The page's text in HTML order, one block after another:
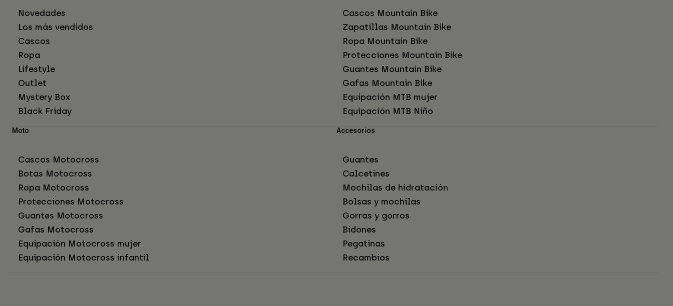
Novedades
Los más vendidos
Cascos
Ropa
Lifestyle
Outlet
Mystery Box
Black Friday
Cascos Mountain Bike
Zapatillas Mountain Bike
Ropa Mountain Bike
Protecciones Mountain Bike
Guantes Mountain Bike
Gafas Mountain Bike
Equipación MTB mujer
Equipación MTB Niño
Moto
Cascos Motocross
Botas Motocross
Ropa Motocross
Protecciones Motocross
Guantes Motocross
Gafas Motocross
Equipación Motocross mujer
Equipación Motocross infantil
Accesorios
Guantes
Calcetines
Mochilas de hidratación
Bolsas y mochilas
Gorras y gorros
Bidones
Pegatinas
Recambios